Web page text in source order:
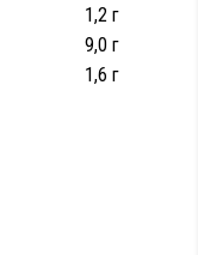
1,2 г
9,0 г
1,6 г